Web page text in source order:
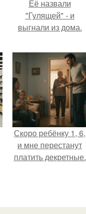
Её назвали
"Гулящей" - и
выгнали из дома.
Скоро ребёнку 1, 6,
и мне перестанут
платить декретные.